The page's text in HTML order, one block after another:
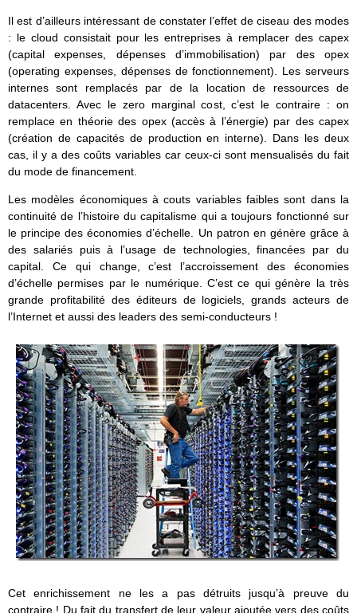
Il est d’ailleurs intéressant de constater l’effet de ciseau des modes
: le cloud consistait pour les entreprises à remplacer des capex
(capital expenses, dépenses d’immobilisation) par des opex
(operating expenses, dépenses de fonctionnement). Les serveurs
internes sont remplacés par de la location de ressources de
datacenters. Avec le zero marginal cost, c’est le contraire : on
remplace en théorie des opex (accès à l’énergie) par des capex
(création de capacités de production en interne). Dans les deux
cas, il y a des coûts variables car ceux-ci sont mensualisés du fait
du mode de financement.
Les modèles économiques à couts variables faibles sont dans la
continuité de l’histoire du capitalisme qui a toujours fonctionné sur
le principe des économies d’échelle. Un patron en génère grâce à
des salariés puis à l’usage de technologies, financées par du
capital. Ce qui change, c’est l’accroissement des économies
d’échelle permises par le numérique. C’est ce qui génère la très
grande profitabilité des éditeurs de logiciels, grands acteurs de
l’Internet et aussi des leaders des semi-conducteurs !
Cet enrichissement ne les a pas détruits jusqu’à preuve du
contraire ! Du fait du transfert de leur valeur ajoutée vers des coûts